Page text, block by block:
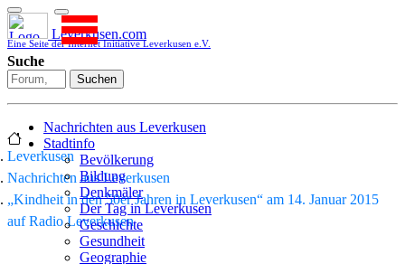
Leverkusen.com
Eine Seite der Internet Initiative Leverkusen e.V.
Suche
Suchen
Nachrichten aus Leverkusen
Stadtinfo
Bevölkerung
Bildung
Denkmäler
Der Tag in Leverkusen
Geschichte
Gesundheit
Geographie
Leverkusen
Nachrichten aus Leverkusen
„Kindheit in den 50er Jahren in Leverkusen“ am 14. Januar 2015
auf Radio Leverkusen